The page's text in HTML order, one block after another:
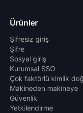
Ürünler
Şifresiz giriş
Şifre
Sosyal giriş
Kurumsal SSO
Çok faktörlü kimlik
Makineden makineye
Güvenlik
Yetkilendirme